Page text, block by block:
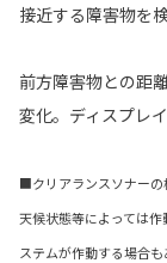
接近する障害物を
前方障害物との距
変化。ディスプレ
■クリアランスソナー
天候状態等によっては
ステムが作動する場合